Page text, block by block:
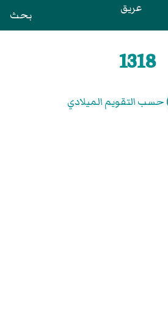
عريق بحث
1318
التقويم الميلادي